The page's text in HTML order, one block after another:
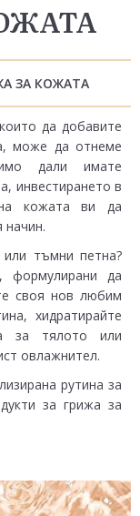
ЗА КОЖАТА
да добавите
може да отнеме
дали имате
инвестирането в
кожата ви да
начин.
тъмни петна?
формулирани да
своя нов любим
хидратирайте
за тялото или
овлажнител.
рутина за
за грижа за